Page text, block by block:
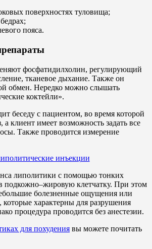
поверхностях туловища;
пояса.
фосфатидилхолин, регулирующий
тканевое дыхание. Также он
обмен. Нередко можно слышать
коктейли».
беседу с пациентом, во время которой
а клиент имеет возможность задать все
Также проводится измерение
липолитики с помощью тонких
подкожно–жировую клетчатку. При этом
болезненные ощущения или
которые характерны для разрушения
процедура проводится без анестезии.
для похудения вы можете почитать